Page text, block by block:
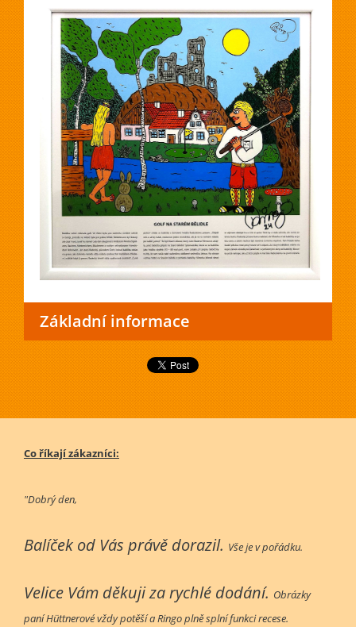
Základní informace
Co říkají zákazníci:
"Dobrý den,
Balíček od Vás právě dorazil. Vše je v pořádku.
Velice Vám děkuji za rychlé dodání. Obrázky
paní Hüttnerové vždy potěší a Ringo plně splní funkci recese.